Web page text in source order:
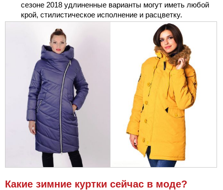
сезоне 2018 удлиненные варианты могут иметь любой
крой, стилистическое исполнение и расцветку.
Какие зимние куртки сейчас в моде?